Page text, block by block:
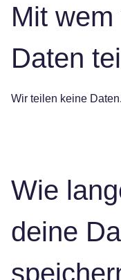
Mit
Daten
Wir teilen keine Daten.
Wie
deine